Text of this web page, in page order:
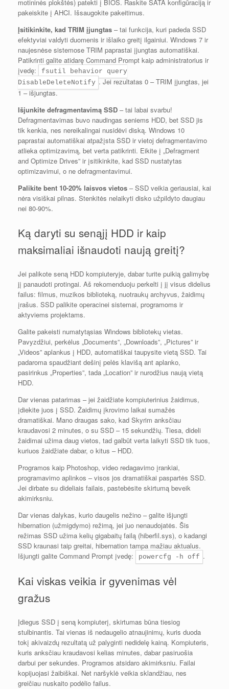
motininės plokštės) patekti į BIOS. Raskite SATA konfigūraciją ir
pakeiskite į AHCI. Išsaugokite pakeitimus.
Įsitikinkite, kad TRIM įjungtas – tai funkcija, kuri padeda SSD
efektyviai valdyti duomenis ir išlaiko greitį ilgainiui. Windows 7 ir
naujesnėse sistemose TRIM paprastai įjungtas automatiškai.
Patikrinti galite atidarę Command Prompt kaip administratorius ir
įvedę:
fsutil behavior query
DisableDeleteNotify . Jei rezultatas 0 – TRIM įjungtas, jei
1 – išjungtas.
Išjunkite defragmentavimą SSD – tai labai svarbu!
Defragmentavimas buvo naudingas seniems HDD, bet SSD jis
tik kenkia, nes nereikalingai nusidėvi diską. Windows 10
paprastai automatiškai atpažįsta SSD ir vietoj defragmentavimo
atlieka optimizavimą, bet verta patikrinti. Eikite į „Defragment
and Optimize Drives” ir įsitikinkite, kad SSD nustatytas
optimizavimui, o ne defragmentavimui.
Palikite bent 10-20% laisvos vietos – SSD veikia geriausiai, kai
nėra visiškai pilnas. Stenkitės nelaikyti disko užpildyto daugiau
nei 80-90%.
Ką daryti su senąjį HDD ir kaip
maksimaliai išnaudoti naują greitį?
Jei palikote seną HDD kompiuteryje, dabar turite puikią galimybę
jį panaudoti protingai. Aš rekomenduoju perkelti į jį visus didelius
failus: filmus, muzikos biblioteką, nuotraukų archyvus, žaidimų
įrašus. SSD palikite operacinei sistemai, programoms ir
aktyviems projektams.
Galite pakeisti numatytąsias Windows bibliotekų vietas.
Pavyzdžiui, perkėlus „Documents”, „Downloads”, „Pictures” ir
„Videos” aplankus į HDD, automatiškai taupysite vietą SSD. Tai
padaroma spaudžiant dešinį pelės klavišą ant aplanko,
pasirinkus „Properties”, tada „Location” ir nurodžius naują vietą
HDD.
Dar vienas patarimas – jei žaidžiate kompiuterinius žaidimus,
įdiekite juos į SSD. Žaidimų įkrovimo laikai sumažės
dramatiškai. Mano draugas sako, kad Skyrim anksčiau
kraudavosi 2 minutes, o su SSD – 15 sekundžių. Tiesa, dideli
žaidimai užima daug vietos, tad galbūt verta laikyti SSD tik tuos,
kuriuos žaidžiate dabar, o kitus – HDD.
Programos kaip Photoshop, video redagavimo įrankiai,
programavimo aplinkos – visos jos dramatiškai paspartės SSD.
Jei dirbate su dideliais failais, pastebėsite skirtumą beveik
akimirksniu.
Dar vienas dalykas, kurio daugelis nežino – galite išjungti
hibernation (užmigdymo) režimą, jei juo nenaudojatės. Šis
režimas SSD užima kelių gigabaitų failą (hiberfil.sys), o kadangi
SSD kraunasi taip greitai, hibernation tampa mažiau aktualus.
Išjungti galite Command Prompt įvedę:
powercfg -h off .
Kai viskas veikia ir gyvenimas vėl
gražus
Įdiegus SSD į seną kompiuterį, skirtumas būna tiesiog
stulbinantis. Tai vienas iš nedaugelio atnaujinimų, kuris duoda
tokį akivaizdų rezultatą už palyginti nedidelę kainą. Kompiuteris,
kuris anksčiau kraudavosi kelias minutes, dabar pasiruošia
darbui per sekundes. Programos atsidaro akimirksniu. Failai
kopijuojasi žaibiškai. Net naršyklė veikia sklandžiau, nes
greičiau nuskaito podėlio failus.